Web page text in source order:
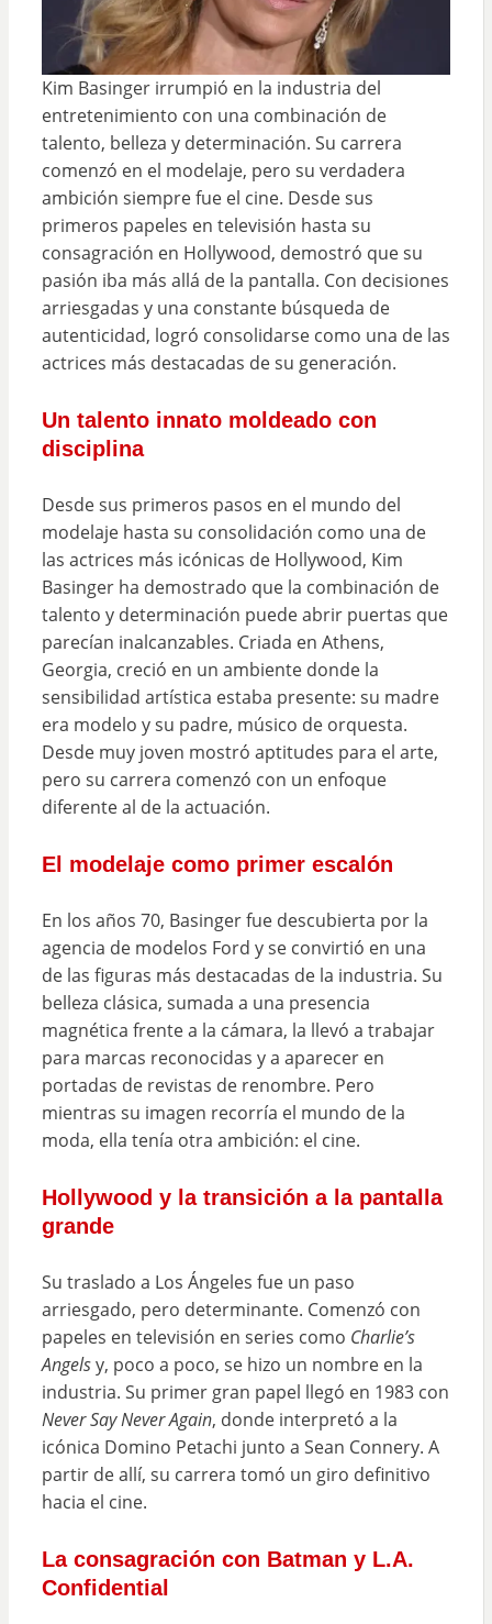
Kim Basinger irrumpió en la industria del
entretenimiento con una combinación de
talento, belleza y determinación. Su carrera
comenzó en el modelaje, pero su verdadera
ambición siempre fue el cine. Desde sus
primeros papeles en televisión hasta su
consagración en Hollywood, demostró que su
pasión iba más allá de la pantalla. Con decisiones
arriesgadas y una constante búsqueda de
autenticidad, logró consolidarse como una de las
actrices más destacadas de su generación.
Un talento innato moldeado con
disciplina
Desde sus primeros pasos en el mundo del
modelaje hasta su consolidación como una de
las actrices más icónicas de Hollywood, Kim
Basinger ha demostrado que la combinación de
talento y determinación puede abrir puertas que
parecían inalcanzables. Criada en Athens,
Georgia, creció en un ambiente donde la
sensibilidad artística estaba presente: su madre
era modelo y su padre, músico de orquesta.
Desde muy joven mostró aptitudes para el arte,
pero su carrera comenzó con un enfoque
diferente al de la actuación.
El modelaje como primer escalón
En los años 70, Basinger fue descubierta por la
agencia de modelos Ford y se convirtió en una
de las figuras más destacadas de la industria. Su
belleza clásica, sumada a una presencia
magnética frente a la cámara, la llevó a trabajar
para marcas reconocidas y a aparecer en
portadas de revistas de renombre. Pero
mientras su imagen recorría el mundo de la
moda, ella tenía otra ambición: el cine.
Hollywood y la transición a la pantalla
grande
Su traslado a Los Ángeles fue un paso
arriesgado, pero determinante. Comenzó con
papeles en televisión en series como Charlie’s
Angelsy, poco a poco, se hizo un nombre en la
industria. Su primer gran papel llegó en 1983 con
Never Say Never Again, donde interpretó a la
icónica Domino Petachi junto a Sean Connery. A
partir de allí, su carrera tomó un giro definitivo
hacia el cine.
La consagración con Batman y L.A.
Confidential